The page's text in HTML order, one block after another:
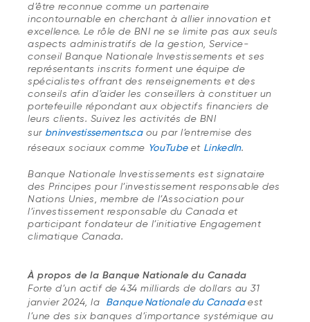
d’être reconnue comme un partenaire
incontournable en cherchant à allier innovation et
excellence. Le rôle de BNI ne se limite pas aux seuls
aspects administratifs de la gestion, Service-
conseil Banque Nationale Investissements et ses
représentants inscrits forment une équipe de
spécialistes offrant des renseignements et des
conseils afin d’aider les conseillers à constituer un
portefeuille répondant aux objectifs financiers de
leurs clients. Suivez les activités de BNI
sur bninvestissements.ca ou par l’entremise des
réseaux sociaux comme YouTubeet LinkedIn.
Banque Nationale Investissements est signataire
des Principes pour l’investissement responsable des
Nations Unies, membre de l’Association pour
l’investissement responsable du Canada et
participant fondateur de l’initiative Engagement
climatique Canada.
À propos de la Banque Nationale du Canada
Forte d’un actif de 434 milliards de dollars au 31
janvier 2024, la
Banque Nationale du Canada est
l’une des six banques d’importance systémique au